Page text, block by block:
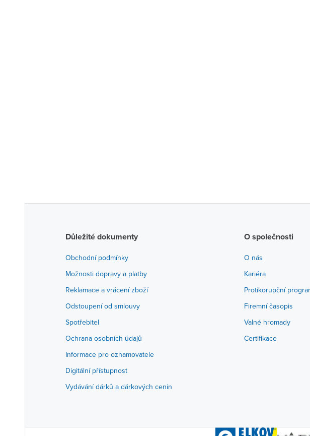
Důležité dokumenty
Obchodní podmínky
Možnosti dopravy a platby
Reklamace a vrácení zboží
Odstoupení od smlouvy
Spotřebitel
Ochrana osobních údajů
Informace pro oznamovatele
Digitální přístupnost
Vydávání dárků a dárkových cenin
O společnosti
O nás
Kariéra
Protikorupční
Firemní časopis
Valné hromady
Certifikace